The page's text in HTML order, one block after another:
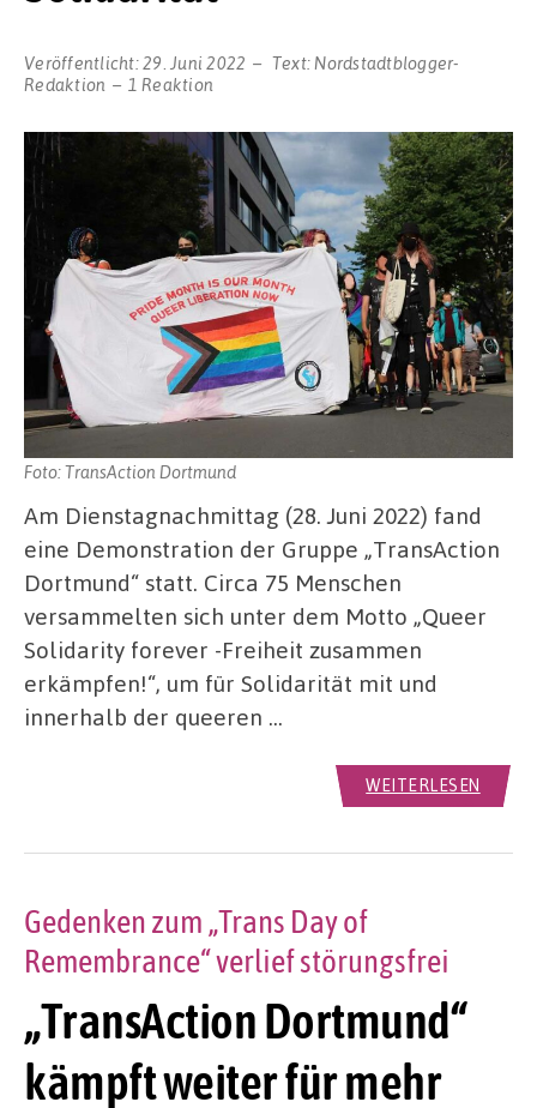
Veröffentlicht:29. Juni 2022 Text: Nordstadtblogger-
Redaktion
1 Reaktion
Foto: TransAction Dortmund
Am Dienstagnachmittag (28. Juni 2022) fand
eine Demonstration der Gruppe „TransAction
Dortmund“ statt. Circa 75 Menschen
versammelten sich unter dem Motto „Queer
Solidarity forever -Freiheit zusammen
erkämpfen!“, um für Solidarität mit und
innerhalb der queeren …
WEITERLESEN
„TransAction Dortmund“
kämpft weiter für mehr
Gedenken zum „Trans Day of
Remembrance“ verlief störungsfrei